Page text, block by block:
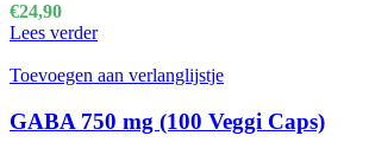
€24,90
Lees verder
Toevoegen aan verlanglijstje
GABA 750 mg (100 Veggi Caps)